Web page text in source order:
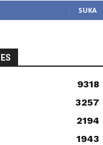
SUKA
9318
3257
2194
1943